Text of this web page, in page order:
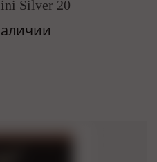
Silver 20